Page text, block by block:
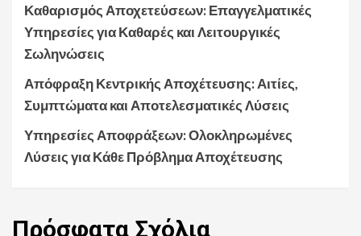
Καθαρισμός Αποχετεύσεων: Επαγγελματικές
Υπηρεσίες για Καθαρές και Λειτουργικές
Σωληνώσεις
Απόφραξη Κεντρικής Αποχέτευσης: Αιτίες,
Συμπτώματα και Αποτελεσματικές Λύσεις
Υπηρεσίες Αποφράξεων: Ολοκληρωμένες
Λύσεις για Κάθε Πρόβλημα Αποχέτευσης
Πρόσφατα Σχόλια